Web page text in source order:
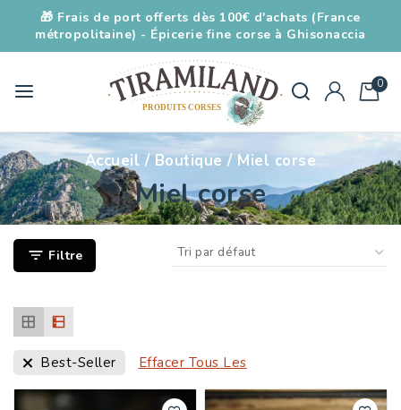
🎁 Frais de port offerts dès 100€ d'achats (France
métropolitaine) - Épicerie fine corse à Ghisonaccia
0
Accueil / Boutique / Miel corse
Miel corse
Filtre
Best-Seller Effacer Tous Les